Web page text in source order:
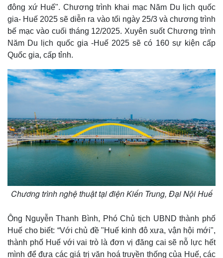
Kinh tế
Khởi nghiệp
Thị trường
Tỷ giá
Chứng khoán
Giá cà phê
đông xứ Huế". Chương trình khai mạc Năm Du lịch quốc
gia- Huế 2025 sẽ diễn ra vào tối ngày 25/3 và chương trình
bế mạc vào cuối tháng 12/2025. Xuyên suốt Chương trình
Năm Du lịch quốc gia -Huế 2025 sẽ có 160 sự kiện cấp
Quốc gia, cấp tỉnh.
Chương trình nghệ thuật tại điện Kiến Trung, Đại Nội Huế
Ông Nguyễn Thanh Bình, Phó Chủ tịch UBND thành phố
Huế cho biết: “Với chủ đề "Huế kinh đô xưa, vận hội mới",
thành phố Huế với vai trò là đơn vị đăng cai sẽ nỗ lực hết
mình để đưa các giá trị văn hoá truyền thống của Huế, các